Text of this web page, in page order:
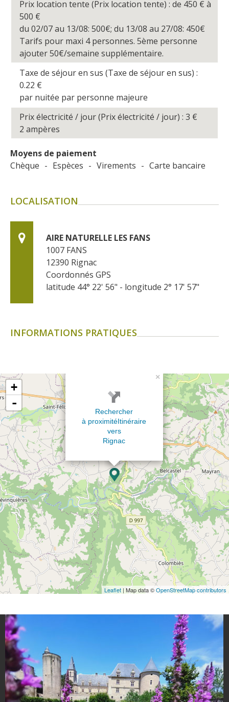
Prix location tente (Prix location tente) : de 450 € à
500 €
du 02/07 au 13/08: 500€; du 13/08 au 27/08: 450€
Tarifs pour maxi 4 personnes. 5ème personne
ajouter 50€/semaine supplémentaire.
Taxe de séjour en sus (Taxe de séjour en sus) :
0.22 €
par nuitée par personne majeure
Prix électricité / jour (Prix électricité / jour) : 3 €
2 ampères
Moyens de paiement
Chèque - Espèces - Virements - Carte bancaire
LOCALISATION
AIRE NATURELLE LES FANS
1007 FANS
12390 Rignac
Coordonnés GPS
latitude 44° 22' 56" - longitude 2° 17' 57"
INFORMATIONS PRATIQUES
×
Rechercher
à proximitéItinéraire
vers
Rignac
+
-
Leaflet | Map data ©OpenStreetMap contributors